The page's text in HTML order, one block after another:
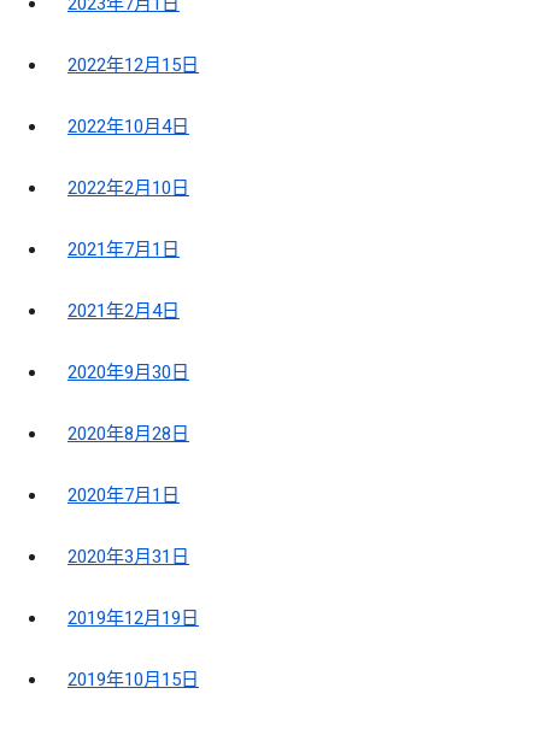
2022年12月15日
2022年10月4日
2022年2月10日
2021年7月1日
2021年2月4日
2020年9月30日
2020年8月28日
2020年7月1日
2020年3月31日
2019年12月19日
2019年10月15日